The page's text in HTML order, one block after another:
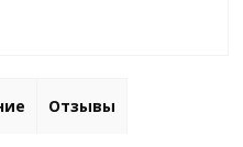
Отзывы